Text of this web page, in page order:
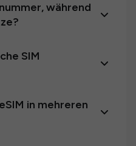
während
SIM
in mehreren